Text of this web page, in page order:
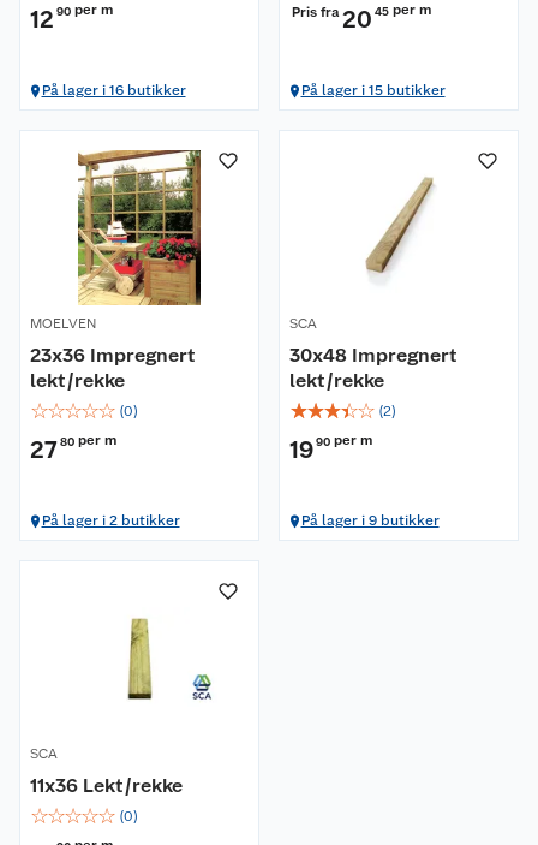
12 90 per m
På lager i 16 butikker
Pris fra20 45 per m
På lager i 15 butikker
MOELVEN
23x36 Impregnert
lekt/rekke
☆☆☆☆☆ (0)
2780 per m
På lager i 2 butikker
SCA
30x48 Impregnert
lekt/rekke
☆☆☆☆☆ (2)
1990 per m
På lager i 9 butikker
SCA
11x36 Lekt/rekke
☆☆☆☆☆ (0)
Ofte stilte spørsmål
Nyheter
Cookies
Åpent kjøp
Oppussing med innemaling